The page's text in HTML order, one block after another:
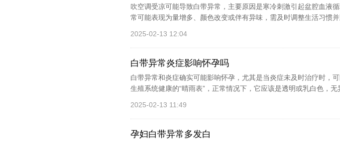
吹空调受凉可能导致白带异常，主要原因是寒冷刺激引起盆腔血液
常可能表现为量增多、颜色改变或伴有异味，需及时调整生活习惯
2025-02-13 12:04
白带异常炎症影响怀孕吗
白带异常和炎症确实可能影响怀孕，尤其是当炎症未及时治疗时，
生殖系统健康的“晴雨表”，正常情况下，它应该是透明或乳白色，无
2025-02-13 11:49
孕妇白带异常多发白